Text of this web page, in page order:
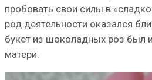
пробовать свои силы в
род деятельности оказался
букет из шоколадных роз был
матери.